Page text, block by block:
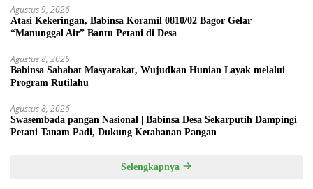
Agustus 9, 2026
Atasi Kekeringan, Babinsa Koramil 0810/02 Bagor Gelar
“Manunggal Air” Bantu Petani di Desa
Agustus 8, 2026
Babinsa Sahabat Masyarakat, Wujudkan Hunian Layak melalui
Program Rutilahu
Agustus 8, 2026
Swasembada pangan Nasional | Babinsa Desa Sekarputih Dampingi
Petani Tanam Padi, Dukung Ketahanan Pangan
Selengkapnya